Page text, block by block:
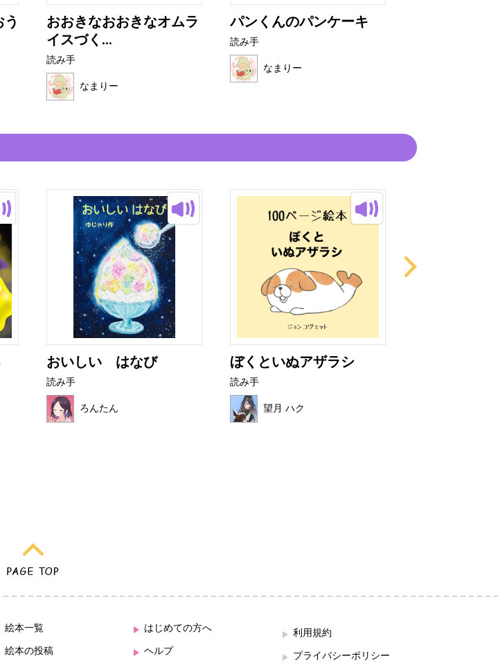
う
おおきなおおきなオムラ
イスづく...
読み手
なまりー
パンくんのパンケーキ
読み手
なまりー
おいしい はなび
読み手
ろんたん
ぼくといぬアザラシ
読み手
望月 ハク
絵本一覧
絵本の投稿
はじめての方へ
ヘルプ
利用規約
プライバシーポリシー